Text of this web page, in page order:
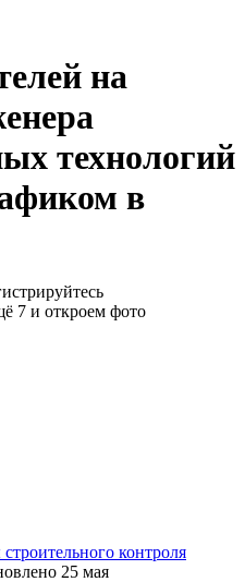
на
технологий
в
7 и откроем фото
контроля
25 мая